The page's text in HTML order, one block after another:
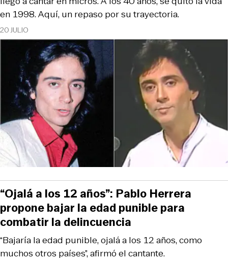
20 JULIO
en 1998. Aquí, un repaso por su trayectoria.
“Bajaría la edad punible, ojalá a los 12 años, como
muchos otros países”, afirmó el cantante.
“Ojalá a los 12 años”: Pablo Herrera
propone bajar la edad punible para
combatir la delincuencia